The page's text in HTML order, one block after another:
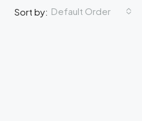
Sort by: Default Order